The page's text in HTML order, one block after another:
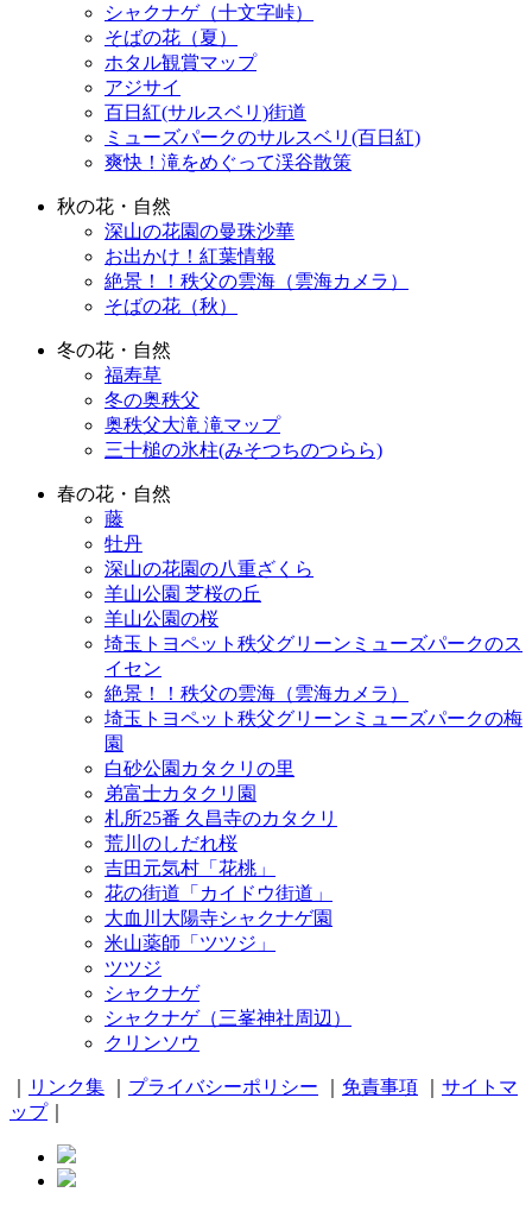
シャクナゲ（十文字峠）
そばの花（夏）
ホタル観賞マップ
アジサイ
百日紅(サルスベリ)街道
ミューズパークのサルスベリ(百日紅)
爽快！滝をめぐって渓谷散策
秋の花・自然
深山の花園の曼珠沙華
お出かけ！紅葉情報
絶景！！秩父の雲海（雲海カメラ）
そばの花（秋）
冬の花・自然
福寿草
冬の奥秩父
奥秩父大滝 滝マップ
三十槌の氷柱(みそつちのつらら)
春の花・自然
藤
牡丹
深山の花園の八重ざくら
羊山公園 芝桜の丘
羊山公園の桜
埼玉トヨペット秩父グリーンミューズパークのス
イセン
絶景！！秩父の雲海（雲海カメラ）
埼玉トヨペット秩父グリーンミューズパークの梅
園
白砂公園カタクリの里
弟富士カタクリ園
札所25番 久昌寺のカタクリ
荒川のしだれ桜
吉田元気村「花桃」
花の街道「カイドウ街道」
大血川大陽寺シャクナゲ園
米山薬師「ツツジ」
ツツジ
シャクナゲ
シャクナゲ（三峯神社周辺）
クリンソウ
リンク集 プライバシーポリシー 免責事項
サイトマ
ップ｜